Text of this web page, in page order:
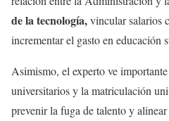
de la tecnología,vincular salarios
incrementar el gasto en educación
Asimismo, el experto ve
universitarios y la matriculación
prevenir la fuga de talento y